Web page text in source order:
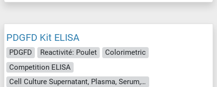
PDGFD Kit ELISA
PDGFD Reactivité: Poulet
Colorimetric
Competition ELISA
Cell Culture Supernatant, Plasma, Serum, Tissue Homogenate